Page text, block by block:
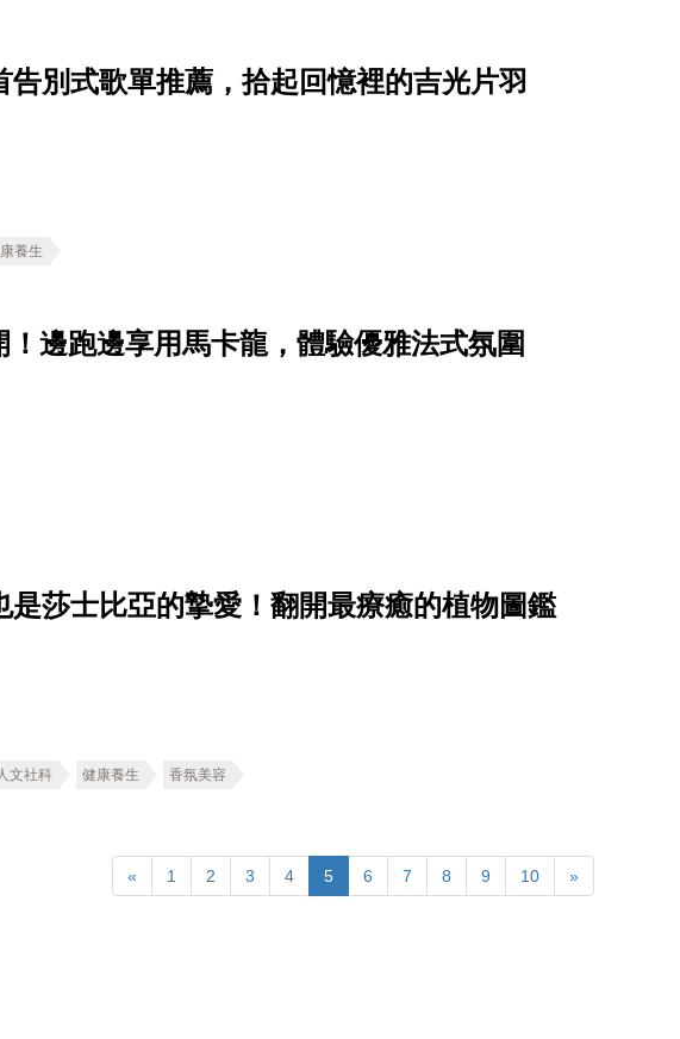
別式歌單推薦，拾起回憶裡的吉光片羽
養生
邊跑邊享用馬卡龍，體驗優雅法式氛圍
是莎士比亞的摯愛！翻開最療癒的植物圖鑑
文社科 健康養生 香氛美容
« 1 2 3 4 5 6 7 8 9 10 »